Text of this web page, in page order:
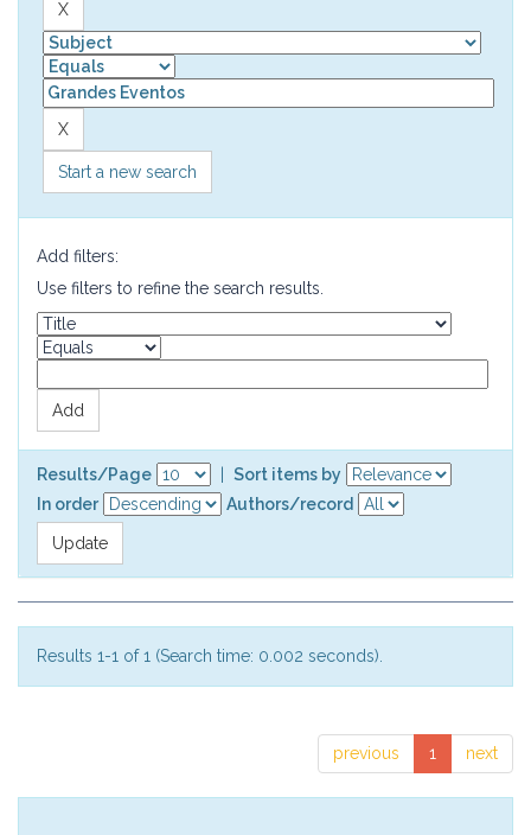
Start a new search
Add filters:
Use filters to refine the search results.
Results/Page
Sort items by
In order
Authors/record
Results 1-1 of 1 (Search time: 0.002 seconds).
previous 1 next